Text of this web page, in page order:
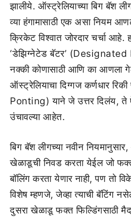
झालीये. ऑस्ट्रेलियाच्या बिग बॅश
व्या हंगामासाठी एक असा नियम
क्रिकेट विश्वात जोरदार चर्चा आहे.
‘डेझिग्नेटेड बॅटर’
नक्की कोणासाठी आणि का आणला
ऑस्ट्रेलियाचा दिग्गज कर्णधार
Ponting) याने जे उत्तर दिलंय, ते
उंचावल्या आहेत.
बिग बॅश लीगच्या नवीन
खेळाडूची निवड करता येईल जो
बॉलिंग करता येणार नाही, पण तो
विशेष म्हणजे, जेव्हा त्याची बॅटिंग
दुसरा खेळाडू फक्त फिल्डिंगसाठी